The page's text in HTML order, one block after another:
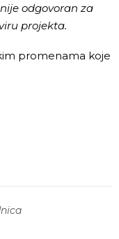
odgovoran za
projekta.
promenama koje